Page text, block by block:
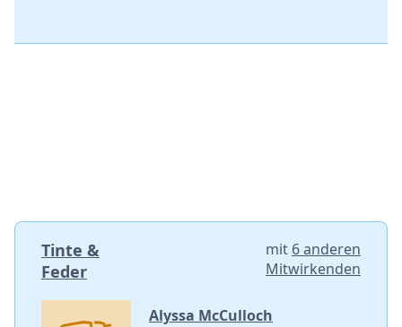
Tinte &
Feder
mit 6 anderen
Mitwirkenden
Alyssa McCulloch